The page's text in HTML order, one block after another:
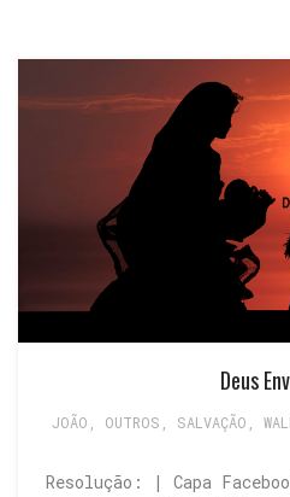
Deus
JOÃO OUTROS SALVAÇÃO
Resolução: | Capa